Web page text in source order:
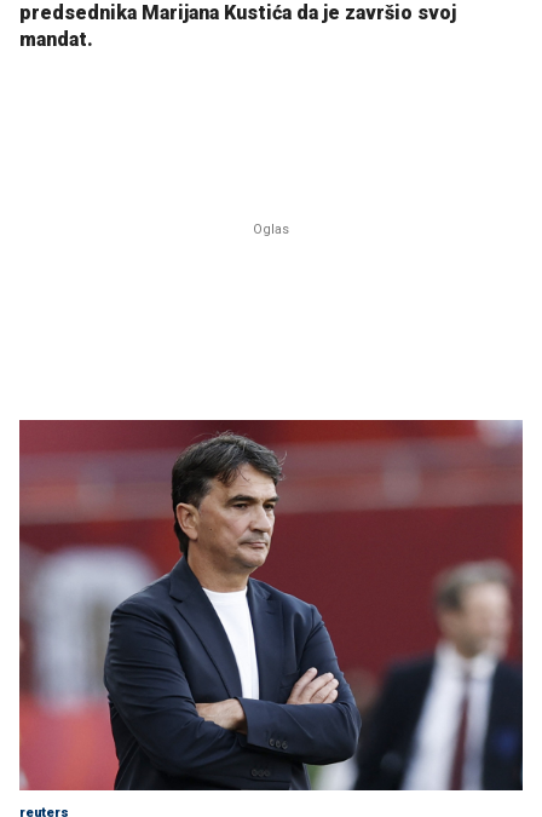
predsednika Marijana Kustića da je završio svoj
mandat.
reuters